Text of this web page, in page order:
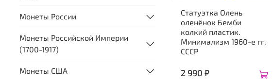
Статуэтка Олень
оленёнок Бемби
колкий пластик.
Минимализм 1960-е гг.
СССР
2 990 ₽
Монеты России
Монеты Российской Империи
(1700-1917)
Монеты США